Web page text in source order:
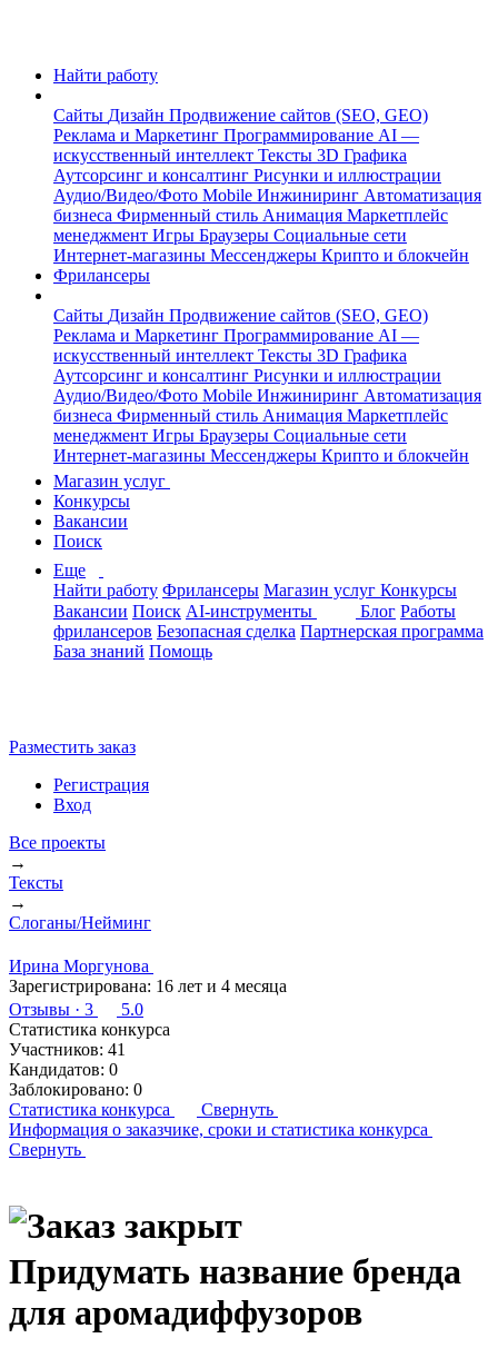
Найти работу
Сайты Дизайн Продвижение сайтов (SEO, GEO)
Реклама и Маркетинг Программирование AI —
искусственный интеллект Тексты 3D Графика
Аутсорсинг и консалтинг Рисунки и иллюстрации
Аудио/Видео/Фото Mobile Инжиниринг Автоматизация
бизнеса Фирменный стиль Анимация Маркетплейс
менеджмент Игры Браузеры Социальные сети
Интернет-магазины Мессенджеры Крипто и блокчейн
Фрилансеры
Сайты Дизайн Продвижение сайтов (SEO, GEO)
Реклама и Маркетинг Программирование AI —
искусственный интеллект Тексты 3D Графика
Аутсорсинг и консалтинг Рисунки и иллюстрации
Аудио/Видео/Фото Mobile Инжиниринг Автоматизация
бизнеса Фирменный стиль Анимация Маркетплейс
менеджмент Игры Браузеры Социальные сети
Интернет-магазины Мессенджеры Крипто и блокчейн
Магазин услуг
Конкурсы
Вакансии
Поиск
Еще
Найти работу Фрилансеры Магазин услуг Конкурсы
Вакансии Поиск AI-инструменты Блог Работы
фрилансеров Безопасная сделка Партнерская программа
База знаний Помощь
Разместить заказ
Регистрация
Вход
Все проекты
→
Тексты
→
Слоганы/Нейминг
Ирина Моргунова
Зарегистрирована: 16 лет и 4 месяца
Отзывы · 3
5.0
Статистика конкурса
Участников: 41
Кандидатов: 0
Заблокировано: 0
Статистика конкурса
Свернуть
Информация о заказчике, сроки и статистика конкурса
Свернуть
Придумать название бренда
для аромадиффузоров